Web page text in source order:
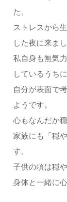
た。
ストレスから
した夜に来まし
私自身も無気
しているうち
自分が表面で
ようです。
心もなんだか
家族にも「穏
す。
子供の頃は穏
身体と一緒に